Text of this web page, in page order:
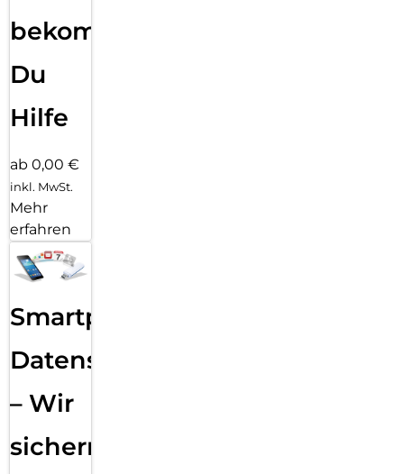
bekommst
Du
Hilfe
ab 0,00 €
inkl. MwSt.
Mehr
erfahren
Smartphone
Datensicherung
– Wir
sichern